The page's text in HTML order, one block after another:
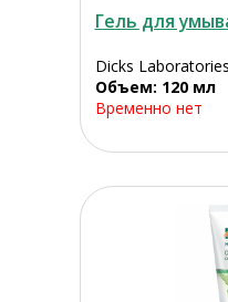
Гель для
Dicks
Объем: 120 мл
Временно нет